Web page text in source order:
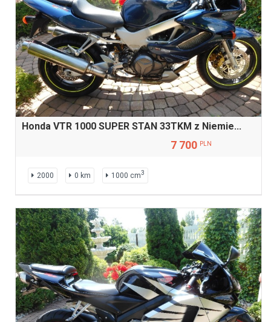
Honda VTR 1000 SUPER STAN 33TKM z Niemie...
7 700 PLN
2000 0 km 1000 cm3